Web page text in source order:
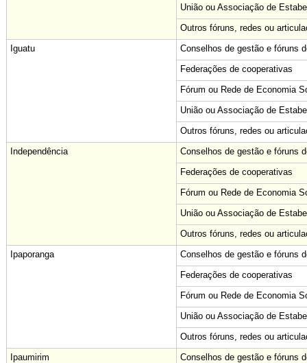
União ou Associação de
Outros fóruns, redes ou
Iguatu
Conselhos de gestão e fóruns
Federações de cooperativas
Fórum ou Rede de Economia
União ou Associação de
Outros fóruns, redes ou
Independência
Conselhos de gestão e fóruns
Federações de cooperativas
Fórum ou Rede de Economia
União ou Associação de
Outros fóruns, redes ou
Ipaporanga
Conselhos de gestão e fóruns
Federações de cooperativas
Fórum ou Rede de Economia
União ou Associação de
Outros fóruns, redes ou
Ipaumirim
Conselhos de gestão e fóruns